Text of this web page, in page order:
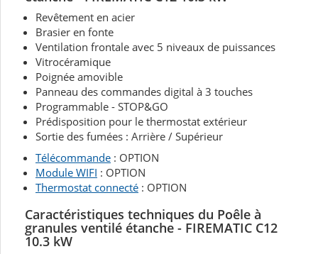
Revêtement en acier
Brasier en fonte
Ventilation frontale avec 5 niveaux de puissances
Vitrocéramique
Poignée amovible
Panneau des commandes digital à 3 touches
Programmable - STOP&GO
Prédisposition pour le thermostat extérieur
Sortie des fumées : Arrière / Supérieur
Télécommande : OPTION
Module WIFI : OPTION
Thermostat connecté : OPTION
Caractéristiques techniques du Poêle à
granules ventilé étanche - FIREMATIC C12
10.3 kW